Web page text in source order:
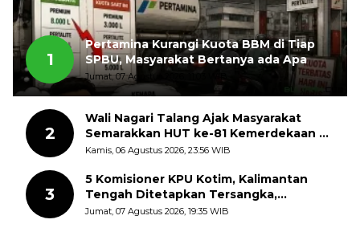
1
Pertamina Kurangi Kuota BBM di Tiap
SPBU, Masyarakat Bertanya ada Apa
Jumat, 07 Agustus 2026, 11:03 WIB
2
Wali Nagari Talang Ajak Masyarakat
Semarakkan HUT ke-81 Kemerdekaan RI
dengan Mengibarkan Bendera Merah
Kamis, 06 Agustus 2026, 23:56 WIB
3
5 Komisioner KPU Kotim, Kalimantan
Tengah Ditetapkan Tersangka,
Kerugian Negara ditaksir 10 Milyard
Jumat, 07 Agustus 2026, 19:35 WIB